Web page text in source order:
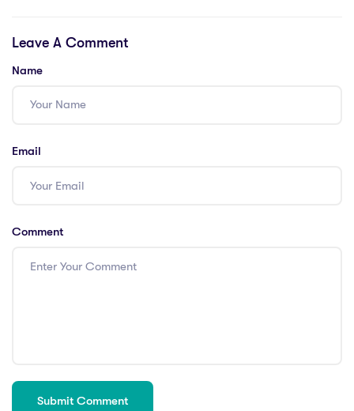
de votre équipe
Leave A Comment
Name
Email
Comment